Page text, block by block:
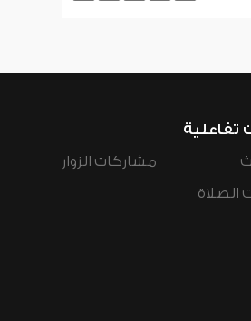
تفاعلية
الصلاة
مشاركات الزوار